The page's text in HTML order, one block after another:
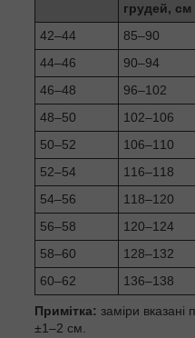
грудей, см
42–44
85–90
44–46
90–94
46–48
96–102
48–50
102–106
50–52
106–110
52–54
116–118
54–56
118–120
56–58
120–124
58–60
128–132
60–62
136–138
Примітка: заміри
±1–2 см.